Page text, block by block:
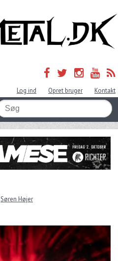
Log ind Opret bruger Kontakt
Søren Højer